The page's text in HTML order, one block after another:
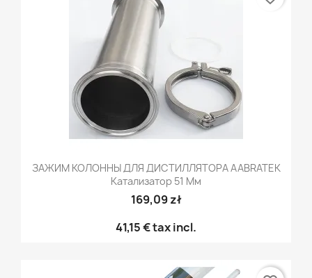
ЗАЖИМ КОЛОННЫ ДЛЯ ДИСТИЛЛЯТОРА AABRATEK
Катализатор 51 Мм
169,09 zł
41,15 €tax incl.